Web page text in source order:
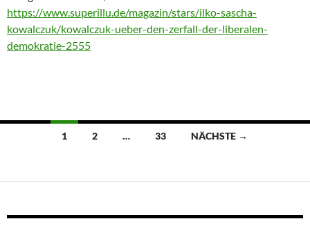
https://www.superillu.de/magazin/stars/ilko-sascha-
kowalczuk/kowalczuk-ueber-den-zerfall-der-liberalen-
demokratie-2555
Beitragsnavigation
1 2 … 33 NÄCHSTE →